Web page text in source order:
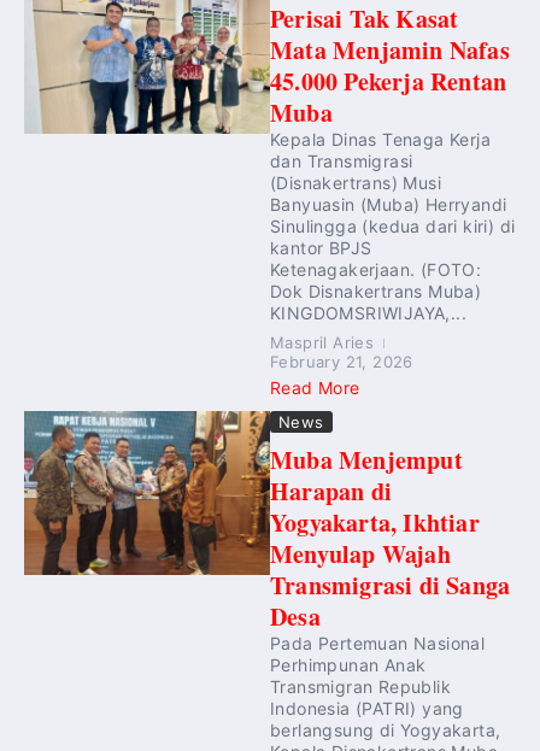
Perisai Tak Kasat
Mata Menjamin Nafas
45.000 Pekerja Rentan
Muba
Kepala Dinas Tenaga Kerja
dan Transmigrasi
(Disnakertrans) Musi
Banyuasin (Muba) Herryandi
Sinulingga (kedua dari kiri) di
kantor BPJS
Ketenagakerjaan. (FOTO:
Dok Disnakertrans Muba)
KINGDOMSRIWIJAYA,...
Maspril Aries
February 21, 2026
Read More
News
Muba Menjemput
Harapan di
Yogyakarta, Ikhtiar
Menyulap Wajah
Transmigrasi di Sanga
Desa
Pada Pertemuan Nasional
Perhimpunan Anak
Transmigran Republik
Indonesia (PATRI) yang
berlangsung di Yogyakarta,